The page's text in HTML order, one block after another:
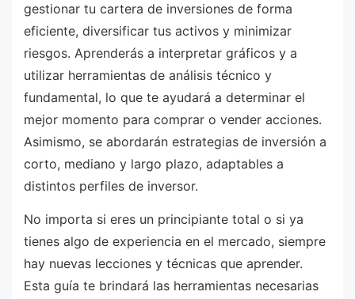
gestionar tu cartera de inversiones de forma
eficiente, diversificar tus activos y minimizar
riesgos. Aprenderás a interpretar gráficos y a
utilizar herramientas de análisis técnico y
fundamental, lo que te ayudará a determinar el
mejor momento para comprar o vender acciones.
Asimismo, se abordarán estrategias de inversión a
corto, mediano y largo plazo, adaptables a
distintos perfiles de inversor.
No importa si eres un principiante total o si ya
tienes algo de experiencia en el mercado, siempre
hay nuevas lecciones y técnicas que aprender.
Esta guía te brindará las herramientas necesarias